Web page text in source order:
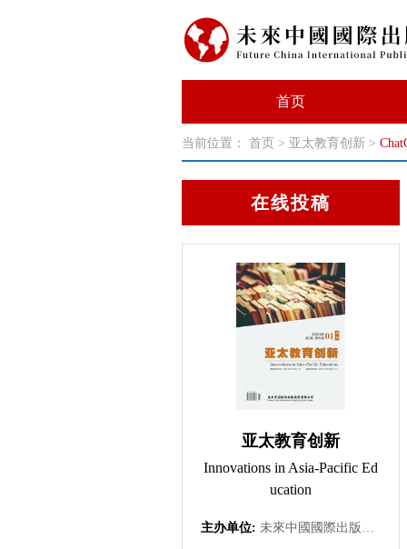
首页
当前位置： 首页 > 亚太教育创新 >
在线投稿
亚太教育创新
Innovations in Asia-Pacific Ed
ucation
主办单位: 未來中國國際出版集團有限公司